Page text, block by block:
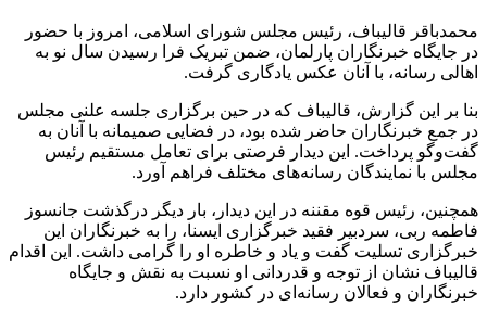
محمدباقر قالیباف، رئیس مجلس شورای اسلامی، امروز با حضور
در جایگاه خبرنگاران پارلمان، ضمن تبریک فرا رسیدن سال نو به
اهالی رسانه، با آنان عکس یادگاری گرفت.
بنا بر این گزارش، قالیباف که در حین برگزاری جلسه علنی مجلس
در جمع خبرنگاران حاضر شده بود، در فضایی صمیمانه با آنان به
گفت‌وگو پرداخت. این دیدار فرصتی برای تعامل مستقیم رئیس
مجلس با نمایندگان رسانه‌های مختلف فراهم آورد.
همچنین، رئیس قوه مقننه در این دیدار، بار دیگر درگذشت جانسوز
فاطمه ربی، سردبیر فقید خبرگزاری ایسنا، را به خبرنگاران این
خبرگزاری تسلیت گفت و یاد و خاطره او را گرامی داشت. این اقدام
قالیباف نشان از توجه و قدردانی او نسبت به نقش و جایگاه
خبرنگاران و فعالان رسانه‌ای در کشور دارد.